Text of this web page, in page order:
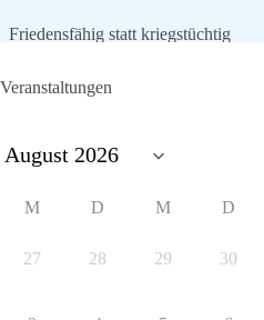
Friedensfähig statt kriegstüchtig
Wir stehen für
zumindest in Kriegsgebiete
⚠️ Aufruf zum sofortigen
⚠️ Einhaltung von Völkerrecht und
Veranstaltungen
M D M D
27 28 29 30